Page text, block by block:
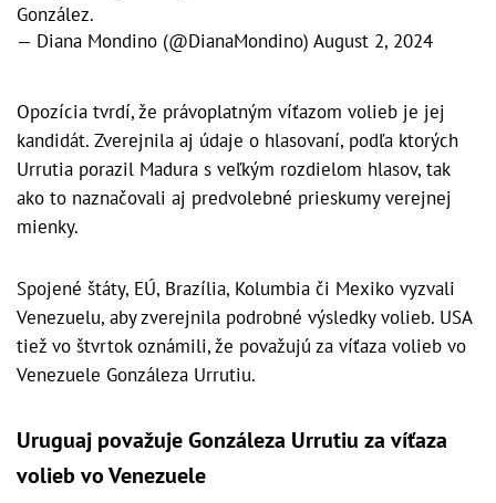
González.
— Diana Mondino (@DianaMondino) August 2, 2024
Opozícia tvrdí, že právoplatným víťazom volieb je jej
kandidát. Zverejnila aj údaje o hlasovaní, podľa ktorých
Urrutia porazil Madura s veľkým rozdielom hlasov, tak
ako to naznačovali aj predvolebné prieskumy verejnej
mienky.
Spojené štáty, EÚ, Brazília, Kolumbia či Mexiko vyzvali
Venezuelu, aby zverejnila podrobné výsledky volieb. USA
tiež vo štvrtok oznámili, že považujú za víťaza volieb vo
Venezuele Gonzáleza Urrutiu.
Uruguaj považuje Gonzáleza Urrutiu za víťaza
volieb vo Venezuele